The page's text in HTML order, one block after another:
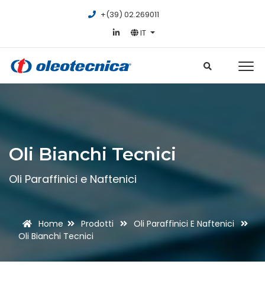
+(39) 02.269011
IT
Oli Bianchi Tecnici
Oli Paraffinici e Naftenici
Home Prodotti
Oli Paraffinici E Naftenici
Oli Bianchi Tecnici